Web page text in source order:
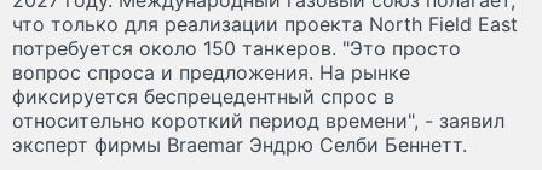
что только для реализации проекта North Field East
потребуется около 150 танкеров. "Это просто
вопрос спроса и предложения. На рынке
фиксируется беспрецедентный спрос в
относительно короткий период времени", - заявил
эксперт фирмы Braemar Эндрю Селби Беннетт.